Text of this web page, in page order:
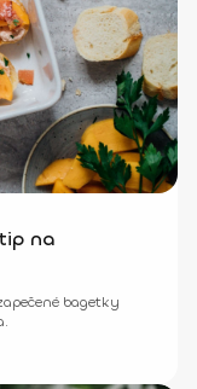
na
bagetky